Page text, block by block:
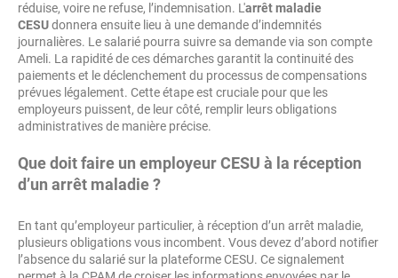
réduise, voire ne refuse, l’indemnisation. L'arrêt maladie
CESUdonnera ensuite lieu à une demande d’indemnités
journalières. Le salarié pourra suivre sa demande via son compte
Ameli. La rapidité de ces démarches garantit la continuité des
paiements et le déclenchement du processus de compensations
prévues légalement. Cette étape est cruciale pour que les
employeurs puissent, de leur côté, remplir leurs obligations
administratives de manière précise.
Que doit faire un employeur CESU à la réception
d’un arrêt maladie ?
En tant qu’employeur particulier, à réception d’un arrêt maladie,
plusieurs obligations vous incombent. Vous devez d’abord notifier
l’absence du salarié sur la plateforme CESU. Ce signalement